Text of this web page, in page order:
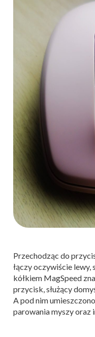
Przechodząc do
łączy oczywiście
kółkiem MagSpeed
przycisk, służący
A pod nim
parowania myszy oraz